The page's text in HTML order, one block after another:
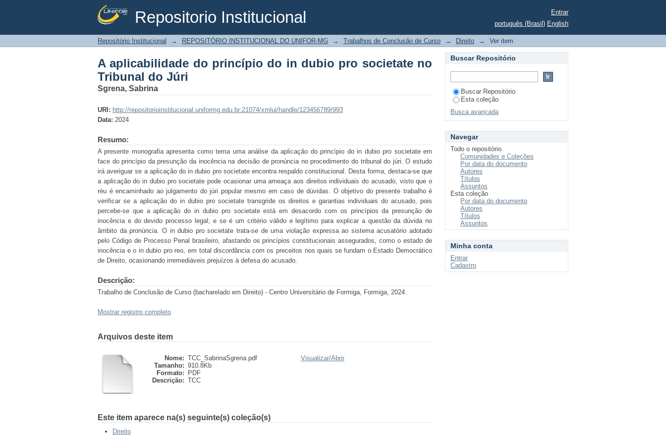
Repositorio Institucional
A aplicabilidade do princípio do in dubio pro societate no Tribunal do Júri
Entrar
português (Brasil) English
Repositório Institucional → REPOSITÓRIO INSTITUCIONAL DO UNIFOR-MG → Trabalhos de Conclusão de Curso → Direito → Ver item
A aplicabilidade do princípio do in dubio pro societate no
Tribunal do Júri
Sgrena, Sabrina
URI: http://repositorioinstitucional.uniformg.edu.br:21074/xmlui/handle/123456789/993
Data: 2024
Resumo:
A presente monografia apresenta como tema uma análise da aplicação do princípio do in dubio pro societate em
face do princípio da presunção da inocência na decisão de pronúncia no procedimento do tribunal do júri. O estudo
irá averiguar se a aplicação do in dubio pro societate encontra respaldo constitucional. Desta forma, destaca-se que
a aplicação do in dubio pro societate pode ocasionar uma ameaça aos direitos individuais do acusado, visto que o
réu é encaminhado ao julgamento do júri popular mesmo em caso de dúvidas. O objetivo do presente trabalho é
verificar se a aplicação do in dubio pro societate transgride os direitos e garantias individuais do acusado, pois
percebe-se que a aplicação do in dubio pro societate está em desacordo com os princípios da presunção de
inocência e do devido processo legal; e se é um critério válido e legítimo para explicar a questão da dúvida no
âmbito da pronúncia. O in dubio pro societate trata-se de uma violação expressa ao sistema acusatório adotado
pelo Código de Processo Penal brasileiro, afastando os princípios constitucionais assegurados, como o estado de
inocência e o in dubio pro reo, em total discordância com os preceitos nos quais se fundam o Estado Democrático
de Direito, ocasionando irremediáveis prejuízos à defesa do acusado.
Descrição:
Trabalho de Conclusão de Curso (bacharelado em Direito) - Centro Universitário de Formiga, Formiga, 2024.
Mostrar registro completo
Arquivos deste item
Nome: TCC_SabrinaSgrena.pdf
Tamanho: 910.8Kb
Formato:
PDF
Descrição: TCC
Visualizar/Abrir
Este item aparece na(s) seguinte(s) coleção(s)
Direito
Buscar Repositório
Buscar Repositório
Esta coleção
Busca avançada
Navegar
Todo o repositório
Comunidades e Coleções
Por data do documento
Autores
Títulos
Assuntos
Esta coleção
Por data do documento
Autores
Títulos
Assuntos
Minha conta
Entrar
Cadastro